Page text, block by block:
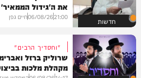
חדשות
את ה'גידול הממאיר'
21:00
06/08/26חיים גפן
"וחסדיך הרבים"
שרוליק ברזל
מקהלת מלכות